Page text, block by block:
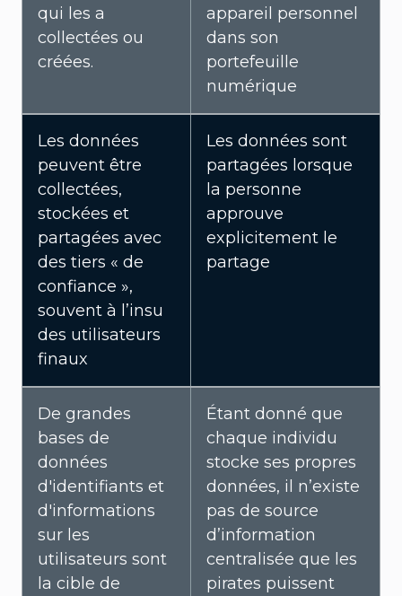
qui les a
collectées ou
créées.
appareil personnel
dans son
portefeuille
numérique
Les données
peuvent être
collectées,
stockées et
partagées avec
des tiers « de
confiance »,
souvent à l’insu
des utilisateurs
finaux
Les données sont
partagées lorsque
la personne
approuve
explicitement le
partage
De grandes
bases de
données
d'identifiants et
d'informations
sur les
utilisateurs sont
la cible de
Étant donné que
chaque individu
stocke ses propres
données, il n’existe
pas de source
d’information
centralisée que les
pirates puissent